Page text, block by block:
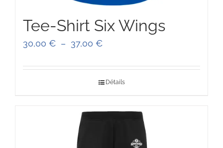
Tee-Shirt Six Wings
30,00 € – 37,00 €Plage
Détails